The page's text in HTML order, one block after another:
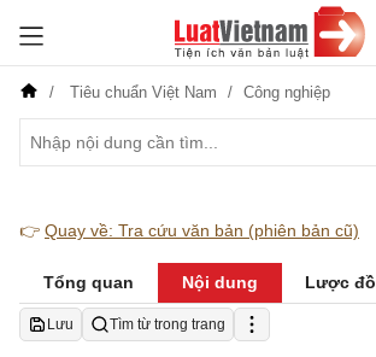
Tiêu chuẩn Việt Nam Công nghiệp
👉 Quay về: Tra cứu văn bản (phiên bản cũ)
Tổng quan Nội dung Lược đồ
Lưu Tìm từ trong trang